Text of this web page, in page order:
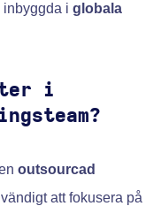
i globala
i
outsourcad
att fokusera på